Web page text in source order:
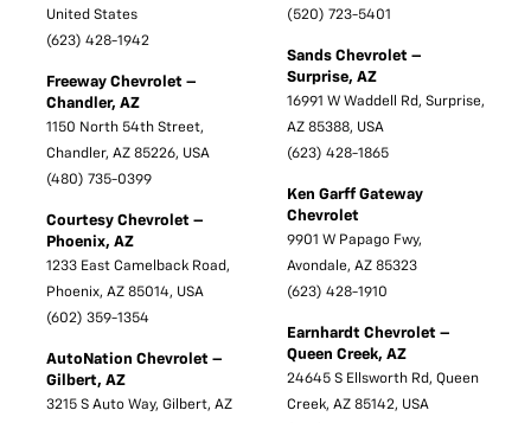
United States
(623) 428-1942
Freeway Chevrolet –
Chandler, AZ
1150 North 54th Street,
Chandler, AZ 85226, USA
(480) 735-0399
Courtesy Chevrolet –
Phoenix, AZ
1233 East Camelback Road,
Phoenix, AZ 85014, USA
(602) 359-1354
AutoNation Chevrolet –
Gilbert, AZ
3215 S Auto Way, Gilbert, AZ
(520) 723-5401
Sands Chevrolet –
Surprise, AZ
16991 W Waddell Rd, Surprise,
AZ 85388, USA
(623) 428-1865
Ken Garff Gateway
Chevrolet
9901 W Papago Fwy,
Avondale, AZ 85323
(623) 428-1910
Earnhardt Chevrolet –
Queen Creek, AZ
24645 S Ellsworth Rd, Queen
Creek, AZ 85142, USA